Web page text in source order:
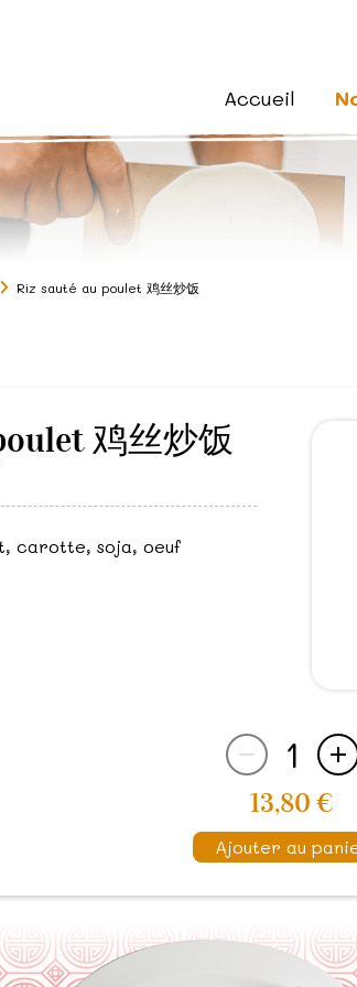
Accueil
Riz sauté au poulet 鸡丝炒饭
鸡丝炒饭
carotte, soja, oeuf
1
13,80 €
Ajouter au